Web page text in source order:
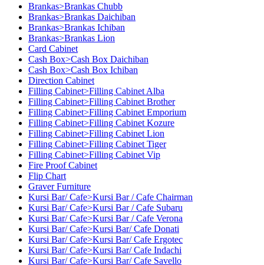
Brankas>Brankas Chubb
Brankas>Brankas Daichiban
Brankas>Brankas Ichiban
Brankas>Brankas Lion
Card Cabinet
Cash Box>Cash Box Daichiban
Cash Box>Cash Box Ichiban
Direction Cabinet
Filling Cabinet>Filling Cabinet Alba
Filling Cabinet>Filling Cabinet Brother
Filling Cabinet>Filling Cabinet Emporium
Filling Cabinet>Filling Cabinet Kozure
Filling Cabinet>Filling Cabinet Lion
Filling Cabinet>Filling Cabinet Tiger
Filling Cabinet>Filling Cabinet Vip
Fire Proof Cabinet
Flip Chart
Graver Furniture
Kursi Bar/ Cafe>Kursi Bar / Cafe Chairman
Kursi Bar/ Cafe>Kursi Bar / Cafe Subaru
Kursi Bar/ Cafe>Kursi Bar / Cafe Verona
Kursi Bar/ Cafe>Kursi Bar/ Cafe Donati
Kursi Bar/ Cafe>Kursi Bar/ Cafe Ergotec
Kursi Bar/ Cafe>Kursi Bar/ Cafe Indachi
Kursi Bar/ Cafe>Kursi Bar/ Cafe Savello